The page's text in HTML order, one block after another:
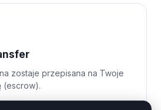
zostaje przepisana na Twoje
(escrow).